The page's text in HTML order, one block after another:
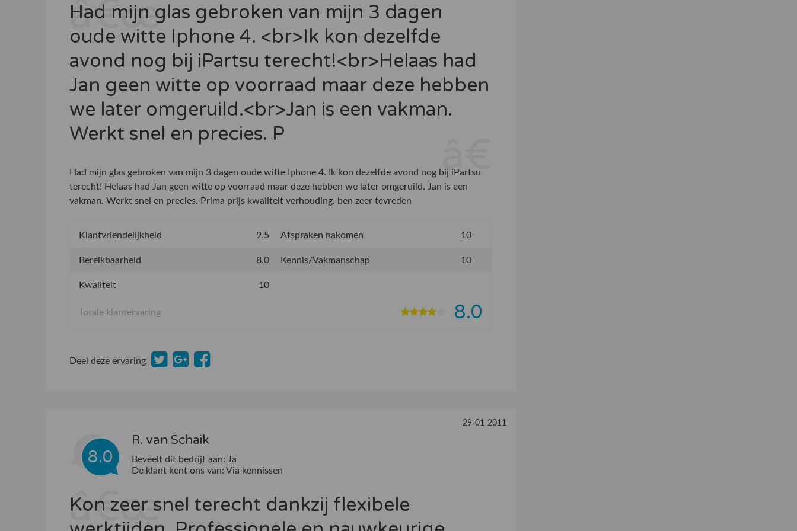
Had mijn glas gebroken van mijn 3 dagen
oude witte Iphone 4. <br>Ik kon dezelfde
avond nog bij iPartsu terecht!<br>Helaas had
Jan geen witte op voorraad maar deze hebben
we later omgeruild.<br>Jan is een vakman.
Werkt snel en precies. P
Had mijn glas gebroken van mijn 3 dagen oude witte Iphone 4. Ik kon dezelfde avond nog bij iPartsu
terecht! Helaas had Jan geen witte op voorraad maar deze hebben we later omgeruild. Jan is een
vakman. Werkt snel en precies. Prima prijs kwaliteit verhouding. ben zeer tevreden
Klantvriendelijkheid 9.5 Afspraken nakomen 10
Bereikbaarheid 8.0 Kennis/Vakmanschap 10
Kwaliteit 10
Totale klantervaring 8.0
Deel deze ervaring
8.0
R. van Schaik
29-01-2011
Beveelt dit bedrijf aan: Ja
De klant kent ons van: Via kennissen
Kon zeer snel terecht dankzij flexibele